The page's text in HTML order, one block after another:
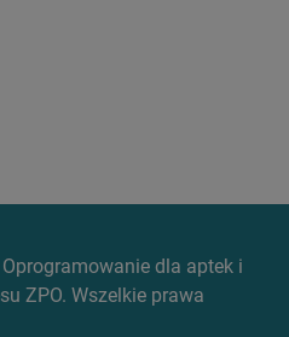
dla aptek i
ZPO. Wszelkie prawa